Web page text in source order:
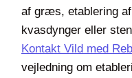
af græs, etablering
kvasdynger eller
Kontakt Vild med
vejledning om